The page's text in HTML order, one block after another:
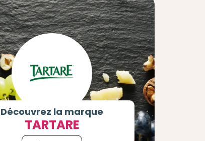
Découvrez la marque
TARTARE